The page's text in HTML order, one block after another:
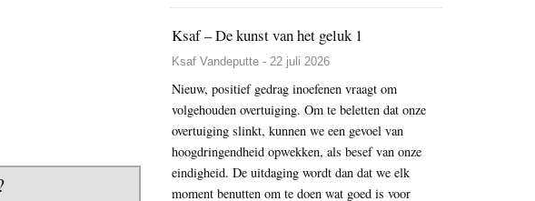
Ksaf – De kunst van het geluk 1
Ksaf Vandeputte - 22 juli 2026
Nieuw, positief gedrag inoefenen vraagt om
volgehouden overtuiging. Om te beletten dat onze
overtuiging slinkt, kunnen we een gevoel van
hoogdringendheid opwekken, als besef van onze
eindigheid. De uitdaging wordt dan dat we elk
moment benutten om te doen wat goed is voor